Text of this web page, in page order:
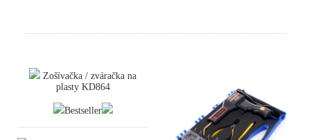
Zošívačka / zváračka na
plasty KD864
Bestseller